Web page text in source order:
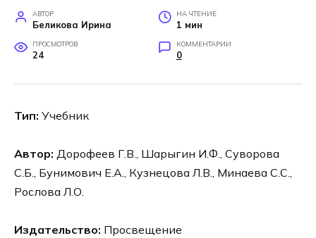
АВТОР
Беликова Ирина
НА ЧТЕНИЕ
1 мин
ПРОСМОТРОВ
24
КОММЕНТАРИИ
0
Тип: Учебник
Автор: Дорофеев Г.В., Шарыгин И.Ф., Суворова
С.Б., Бунимович Е.А., Кузнецова Л.В., Минаева С.С.,
Рослова Л.О.
Издательство: Просвещение